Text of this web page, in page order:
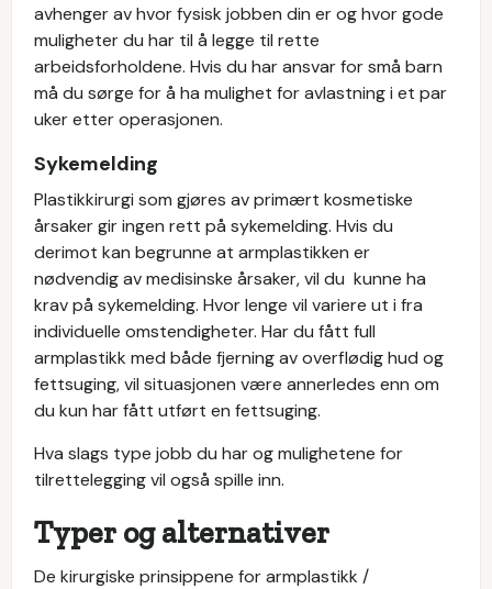
avhenger av hvor fysisk jobben din er og hvor gode
muligheter du har til å legge til rette
arbeidsforholdene. Hvis du har ansvar for små barn
må du sørge for å ha mulighet for avlastning i et par
uker etter operasjonen.
Sykemelding
Plastikkirurgi som gjøres av primært kosmetiske
årsaker gir ingen rett på sykemelding. Hvis du
derimot kan begrunne at armplastikken er
nødvendig av medisinske årsaker, vil du kunne ha
krav på sykemelding. Hvor lenge vil variere ut i fra
individuelle omstendigheter. Har du fått full
armplastikk med både fjerning av overflødig hud og
fettsuging, vil situasjonen være annerledes enn om
du kun har fått utført en fettsuging.
Hva slags type jobb du har og mulighetene for
tilrettelegging vil også spille inn.
Typer og alternativer
De kirurgiske prinsippene for armplastikk /